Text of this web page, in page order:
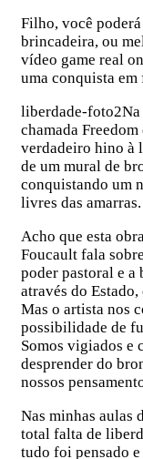
Filho, você
brincadeira, ou
vídeo game real
uma conquista
liberdade-
chamada
verdadeiro hino à
de um mural de
conquistando um
livres das amarras.
Acho que esta
Foucault fala
poder pastoral e a
através do
Mas o artista nos
possibilidade de
Somos vigiados e
desprender do
nossos
Nas minhas aulas
total falta de
tudo foi pensado